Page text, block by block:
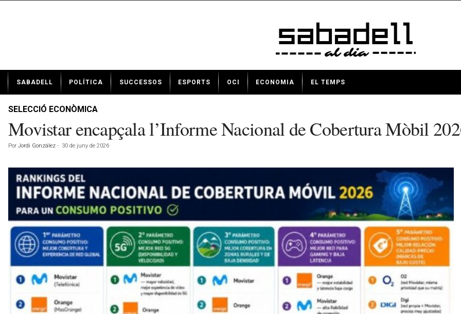
t
SABADELL POLÍTICA SUCCESSOS ESPORTS OCI ECONOMIA EL TEMPS
SELECCIÓ ECONÒMICA
Movistar encapçala l’Informe Nacional de Cobertura Mòbil
Por Jordi González - 30 de juny de 2026